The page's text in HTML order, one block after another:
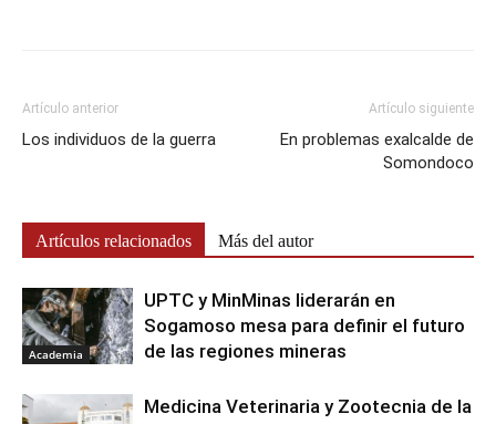
Artículo anterior
Los individuos de la guerra
Artículo siguiente
En problemas exalcalde de
Somondoco
Artículos relacionados Más del autor
Academia
UPTC y MinMinas liderarán en
Sogamoso mesa para definir el futuro
de las regiones mineras
Medicina Veterinaria y Zootecnia de la